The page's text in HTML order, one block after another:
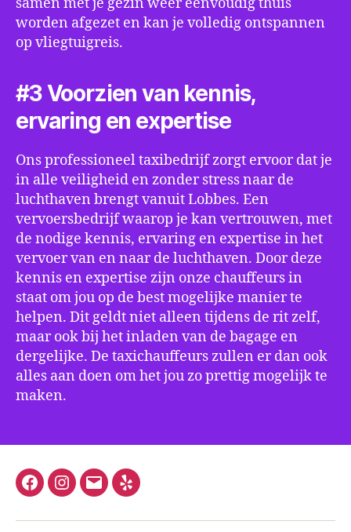
worden afgezet en kan je volledig ontspannen
op vliegtuigreis.
#3 Voorzien van kennis,
ervaring en expertise
Ons professioneel taxibedrijf zorgt ervoor dat je
in alle veiligheid en zonder stress naar de
luchthaven brengt vanuit Lobbes. Een
vervoersbedrijf waarop je kan vertrouwen, met
de nodige kennis, ervaring en expertise in het
vervoer van en naar de luchthaven. Door deze
kennis en expertise zijn onze chauffeurs in
staat om jou op de best mogelijke manier te
helpen. Dit geldt niet alleen tijdens de rit zelf,
maar ook bij het inladen van de bagage en
dergelijke. De taxichauffeurs zullen er dan ook
alles aan doen om het jou zo prettig mogelijk te
maken.
FacebookInstagram
E-
Yelp